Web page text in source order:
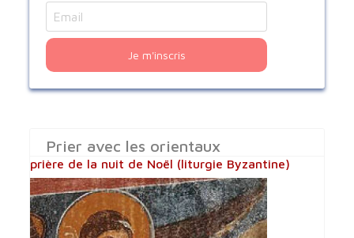
Je m'inscris
Prier avec les orientaux
prière de la nuit de Noël (liturgie Byzantine)